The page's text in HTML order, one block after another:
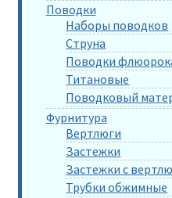
Поводки
Наборы поводков
Струна
Поводки
Титановые
Поводковый
Фурнитура
Вертлюги
Застежки
Застежки с
Трубки обжимные